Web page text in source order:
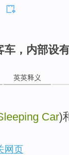
车，内部设
英英释义
Car)
网页